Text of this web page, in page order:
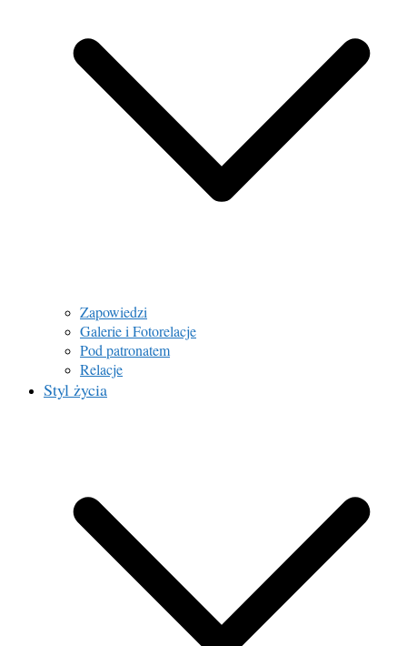
Zapowiedzi
Galerie i Fotorelacje
Pod patronatem
Relacje
Styl życia